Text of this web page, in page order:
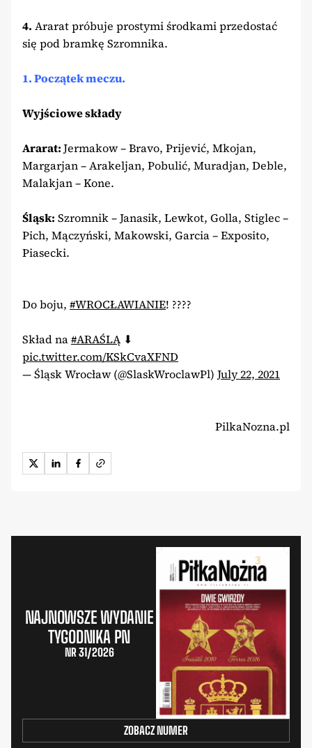
4. Ararat próbuje prostymi środkami przedostać
się pod bramkę Szromnika.
1. Początek meczu.
Wyjściowe składy
Ararat:Jermakow – Bravo, Prijević, Mkojan,
Margarjan – Arakeljan, Pobulić, Muradjan, Deble,
Malakjan – Kone.
Śląsk: Szromnik – Janasik, Lewkot, Golla, Stiglec –
Pich, Mączyński, Makowski, Garcia – Exposito,
Piasecki.
Do boju, #WROCŁAWIANIE! ????
Skład na#ARAŚLĄ⬇
pic.twitter.com/KSkCvaXFND
— Śląsk Wrocław (@SlaskWroclawPl) July 22, 2021
PilkaNozna.pl
NAJNOWSZE WYDANIE
TYGODNIKA PN
NR 31/2026
ZOBACZ NUMER